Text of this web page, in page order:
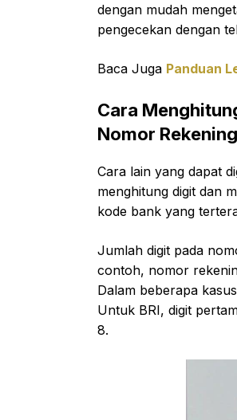
dengan mudah
pengecekan dengan
Baca Juga Panduan
Cara
Nomor Rekening
Cara lain yang dapat
menghitung digit dan
kode bank yang
Jumlah digit pada
contoh, nomor
Dalam beberapa
Untuk BRI, digit
8.